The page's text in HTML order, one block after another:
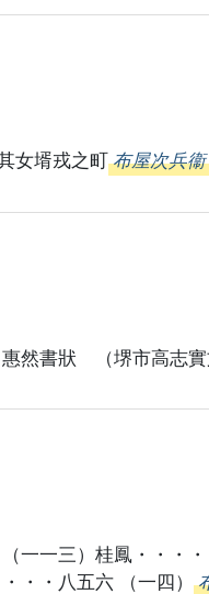
女壻戎之町 布屋次兵衞
然書狀 （堺市高志
一一三）桂鳳・・・
・・八五六 （一四）